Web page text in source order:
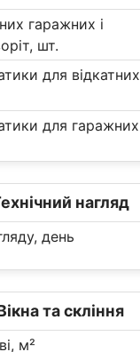
гаражних і
шт.
для відкатних
для гаражних
нагляд
день
та скління
м²